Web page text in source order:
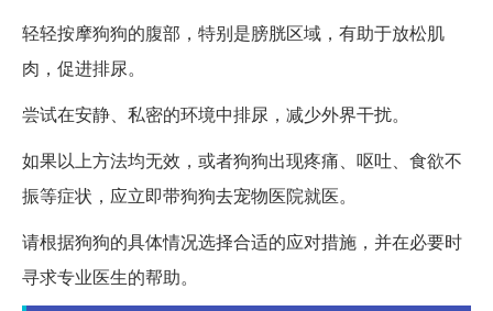
轻轻按摩狗狗的腹部，特别是膀胱区域，有助于放松肌
肉，促进排尿。
尝试在安静、私密的环境中排尿，减少外界干扰。
如果以上方法均无效，或者狗狗出现疼痛、呕吐、食欲不
振等症状，应立即带狗狗去宠物医院就医。
请根据狗狗的具体情况选择合适的应对措施，并在必要时
寻求专业医生的帮助。